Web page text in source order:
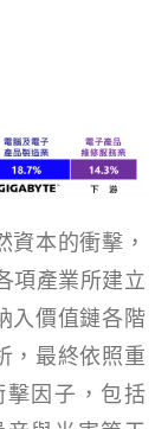
資本的衝擊，
項產業所建立
入價值鏈各階
，最終依照重
因子，包括